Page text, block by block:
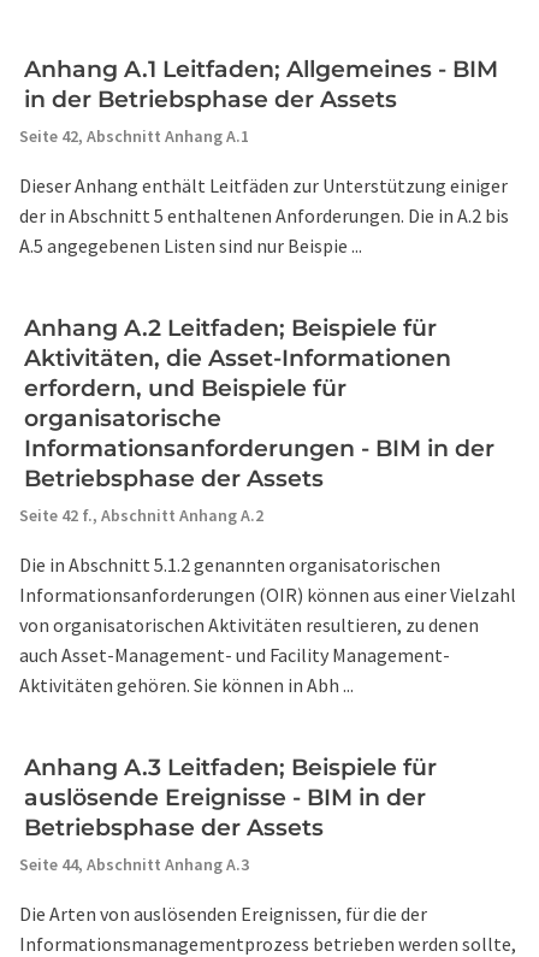
Anhang A.1 Leitfaden; Allgemeines - BIM
in der Betriebsphase der Assets
Seite 42, Abschnitt Anhang A.1
Dieser Anhang enthält Leitfäden zur Unterstützung einiger
der in Abschnitt 5 enthaltenen Anforderungen. Die in A.2 bis
A.5 angegebenen Listen sind nur Beispie ...
Anhang A.2 Leitfaden; Beispiele für
Aktivitäten, die Asset-Informationen
erfordern, und Beispiele für
organisatorische
Informationsanforderungen - BIM in der
Betriebsphase der Assets
Seite 42 f., Abschnitt Anhang A.2
Die in Abschnitt 5.1.2 genannten organisatorischen
Informationsanforderungen (OIR) können aus einer Vielzahl
von organisatorischen Aktivitäten resultieren, zu denen
auch Asset-Management- und Facility Management-
Aktivitäten gehören. Sie können in Abh ...
Anhang A.3 Leitfaden; Beispiele für
auslösende Ereignisse - BIM in der
Betriebsphase der Assets
Seite 44, Abschnitt Anhang A.3
Die Arten von auslösenden Ereignissen, für die der
Informationsmanagementprozess betrieben werden sollte,